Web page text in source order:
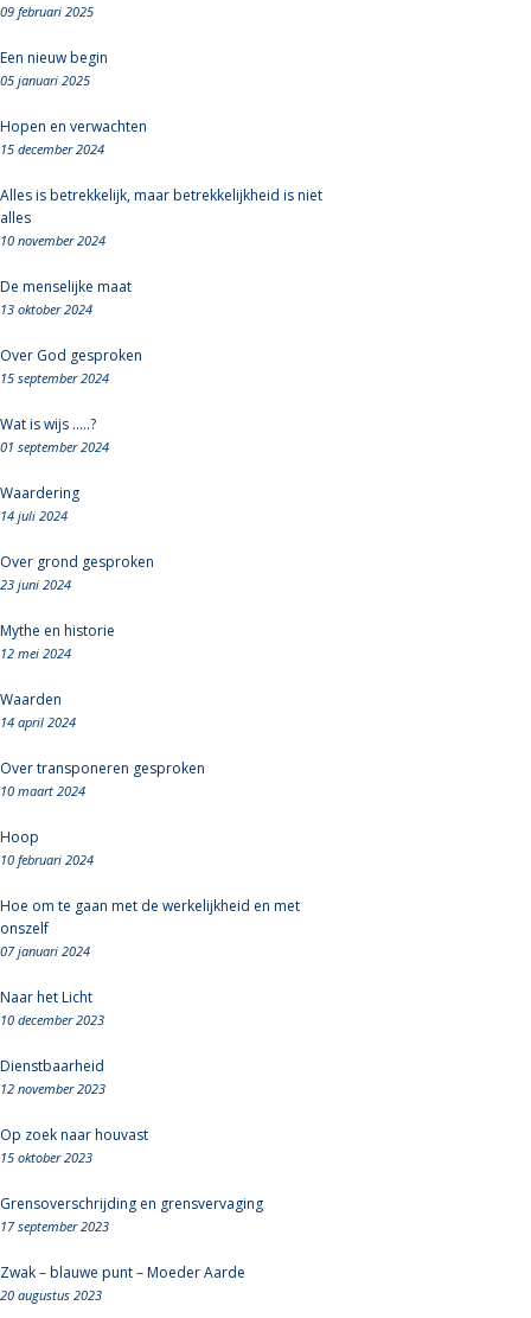
09 februari 2025
Een nieuw begin
05 januari 2025
Hopen en verwachten
15 december 2024
Alles is betrekkelijk, maar betrekkelijkheid is niet
alles
10 november 2024
De menselijke maat
13 oktober 2024
Over God gesproken
15 september 2024
Wat is wijs .....?
01 september 2024
Waardering
14 juli 2024
Over grond gesproken
23 juni 2024
Mythe en historie
12 mei 2024
Waarden
14 april 2024
Over transponeren gesproken
10 maart 2024
Hoop
10 februari 2024
Hoe om te gaan met de werkelijkheid en met
onszelf
07 januari 2024
Naar het Licht
10 december 2023
Dienstbaarheid
12 november 2023
Op zoek naar houvast
15 oktober 2023
Grensoverschrijding en grensvervaging
17 september 2023
Zwak – blauwe punt – Moeder Aarde
20 augustus 2023